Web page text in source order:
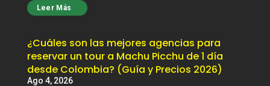
Leer Más
¿Cuáles son las mejores agencias para
reservar un tour a Machu Picchu de 1 día
desde Colombia? (Guía y Precios 2026)
Ago 4, 2026